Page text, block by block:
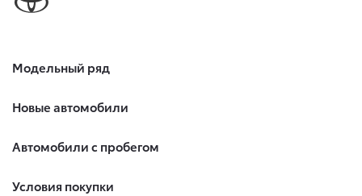
Модельный ряд
Новые автомобили
Автомобили с пробегом
Условия покупки